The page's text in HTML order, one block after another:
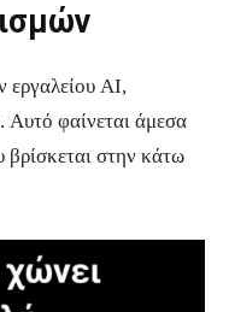
εργαλείου AI,
Αυτό φαίνεται άμεσα
βρίσκεται στην κάτω